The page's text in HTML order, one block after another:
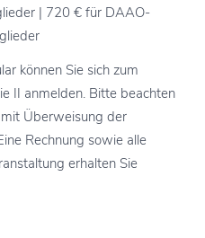
| 720 € für DAAO-
können Sie sich zum
II anmelden. Bitte beachten
Überweisung der
Rechnung sowie alle
erhalten Sie